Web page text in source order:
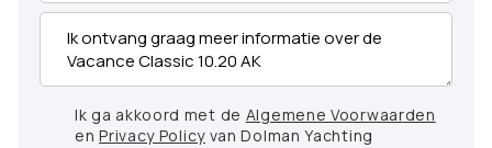
Ik ga akkoord met de Algemene Voorwaarden
enPrivacy Policyvan Dolman Yachting